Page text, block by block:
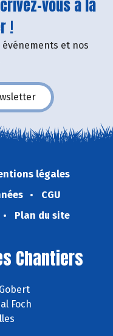
vous à la
!
et nos
légales
CGU
Plan du site
Chantiers
Foch